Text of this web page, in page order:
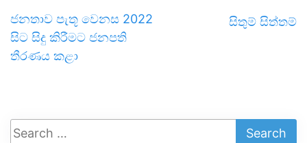
ජනතාව පැතූ වෙනස 2022
සිට සිදු කිරීමට ජනපති
තීරණය කළා
සිතුම් සිත්තම්